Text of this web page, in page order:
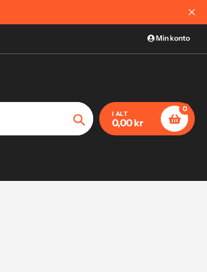
Få gratis oprettelse hos Local Fitness
Min konto
Søg
I ALT
0,00 kr
0